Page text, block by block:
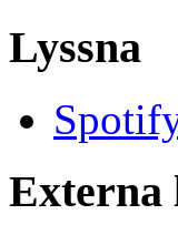
Lyssna
Externa